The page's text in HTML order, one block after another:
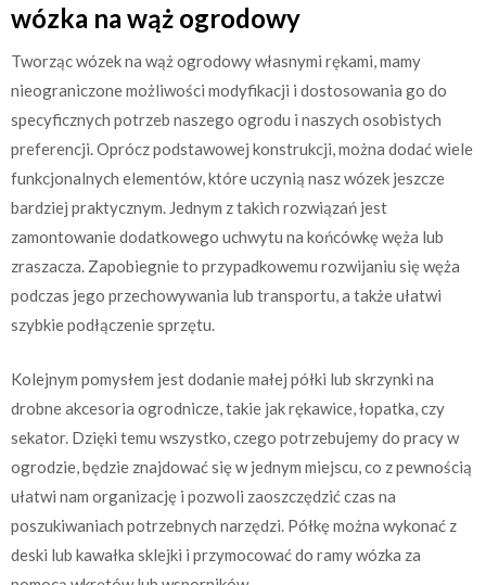
wózka na wąż ogrodowy
Tworząc wózek na wąż ogrodowy własnymi rękami, mamy
nieograniczone możliwości modyfikacji i dostosowania go do
specyficznych potrzeb naszego ogrodu i naszych osobistych
preferencji. Oprócz podstawowej konstrukcji, można dodać wiele
funkcjonalnych elementów, które uczynią nasz wózek jeszcze
bardziej praktycznym. Jednym z takich rozwiązań jest
zamontowanie dodatkowego uchwytu na końcówkę węża lub
zraszacza. Zapobiegnie to przypadkowemu rozwijaniu się węża
podczas jego przechowywania lub transportu, a także ułatwi
szybkie podłączenie sprzętu.
Kolejnym pomysłem jest dodanie małej półki lub skrzynki na
drobne akcesoria ogrodnicze, takie jak rękawice, łopatka, czy
sekator. Dzięki temu wszystko, czego potrzebujemy do pracy w
ogrodzie, będzie znajdować się w jednym miejscu, co z pewnością
ułatwi nam organizację i pozwoli zaoszczędzić czas na
poszukiwaniach potrzebnych narzędzi. Półkę można wykonać z
deski lub kawałka sklejki i przymocować do ramy wózka za